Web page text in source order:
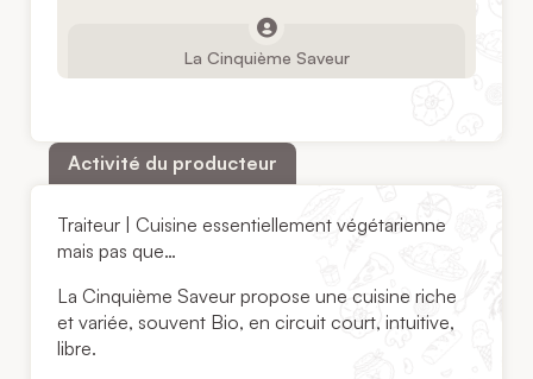
La Cinquième Saveur
Activité du producteur
Traiteur | Cuisine essentiellement végétarienne
mais pas que…
La Cinquième Saveur propose une cuisine riche
et variée, souvent Bio, en circuit court, intuitive,
libre.